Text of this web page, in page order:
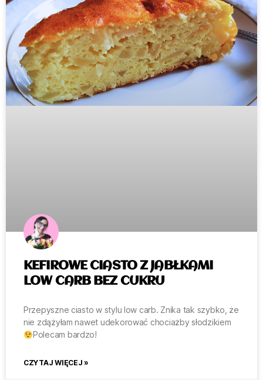
KEFIROWE CIASTO Z JABŁKAMI
LOW CARB BEZ CUKRU
Przepyszne ciasto w stylu low carb. Znika tak szybko, że
nie zdążyłam nawet udekorować chociażby słodzikiem
Polecam bardzo!
CZYTAJ WIĘCEJ »